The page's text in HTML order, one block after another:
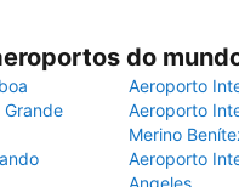
do
Aeroporto
Grande
Aeroporto
Merino
Aeroporto
Angeles